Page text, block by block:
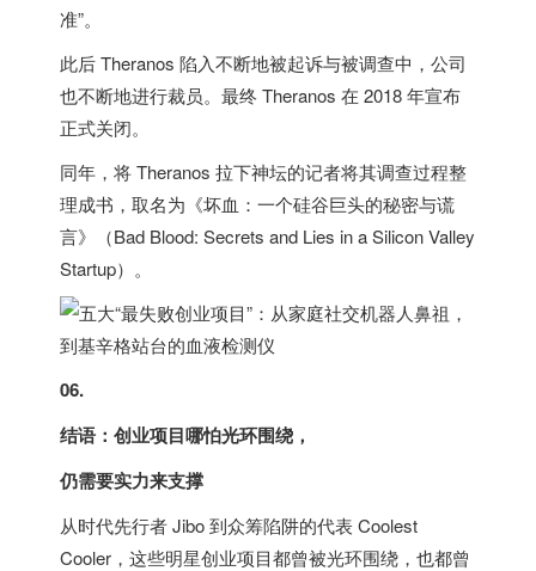
准”。
此后 Theranos 陷入不断地被起诉与被调查中，公司
也不断地进行裁员。最终 Theranos 在 2018 年宣布
正式关闭。
同年，将 Theranos 拉下神坛的记者将其调查过程整
理成书，取名为《坏血：一个硅谷巨头的秘密与谎
言》（Bad Blood: Secrets and Lies in a Silicon Valley
Startup）。
06.
结语：创业项目哪怕光环围绕，
仍需要实力来支撑
从时代先行者 Jibo 到众筹陷阱的代表 Coolest
Cooler，这些明星创业项目都曾被光环围绕，也都曾